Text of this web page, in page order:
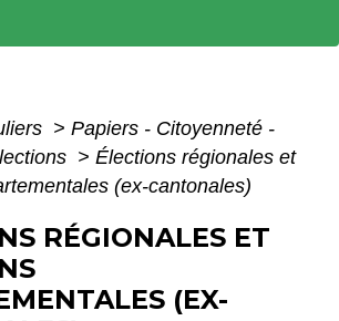
> Papiers - Citoyenneté -
> Élections régionales et
(ex-cantonales)
RÉGIONALES ET
(EX-